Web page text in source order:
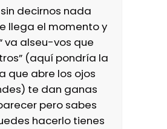
decirnos nada
llega el momento y
va alseu-vos que
(aquí pondría la
que abre los ojos
te dan ganas
pero sabes
hacerlo tienes